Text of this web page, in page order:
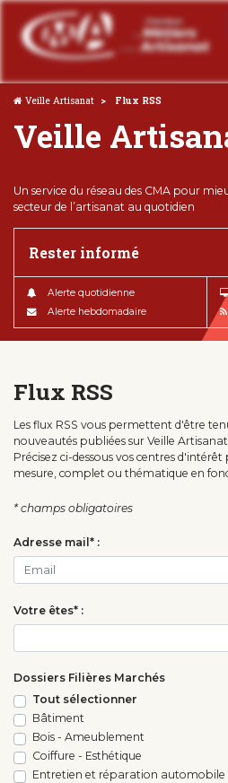
Veille Artisanat Flux RSS
Veille
Un service du réseau des CMA pour
secteur de l’artisanat au quotidien
Rester informé
Alerte quotidienne
Alerte hebdomadaire
Flux RSS
Les flux RSS vous permettent d'être
nouveautés publiées sur Veille
Précisez ci-dessous vos centres
mesure, complet ou thématique en
* champs obligatoires
Adresse mail* :
Votre êtes* :
Dossiers Filières Marchés
Tout sélectionner
Bâtiment
Bois - Ameublement
Coiffure - Esthétique
Entretien et réparation automobile